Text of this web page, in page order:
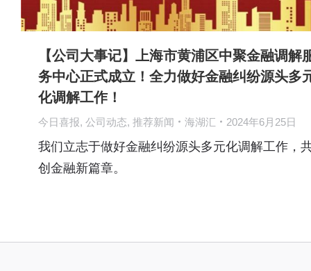
【公司大事记】上海市黄浦区中聚金融调解
务中心正式成立！全力做好金融纠纷源头多
化调解工作！
今日喜报, 公司动态, 推荐新闻 海湖汇 2024年6月25日
我们立志于做好金融纠纷源头多元化调解工作，
创金融新篇章。